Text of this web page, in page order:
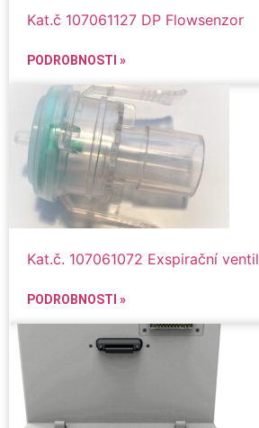
Kat.č 107061127 DP Flowsenzor
PODROBNOSTI »
Kat.č. 107061072 Exspirační ventil
PODROBNOSTI »